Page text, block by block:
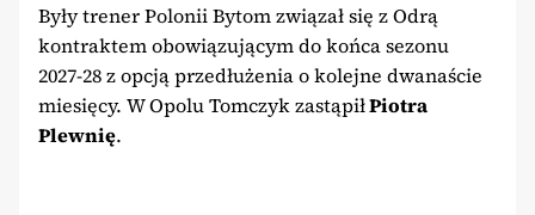
Były trener Polonii Bytom związał się z Odrą
kontraktem obowiązującym do końca sezonu
2027-28 z opcją przedłużenia o kolejne dwanaście
miesięcy. W Opolu Tomczyk zastąpiłPiotra
Plewnię.